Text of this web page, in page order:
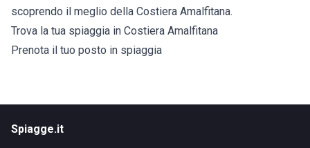
scoprendo il meglio della Costiera Amalfitana.
Trova la tua spiaggia in Costiera Amalfitana
Prenota il tuo posto in spiaggia
Spiagge.it